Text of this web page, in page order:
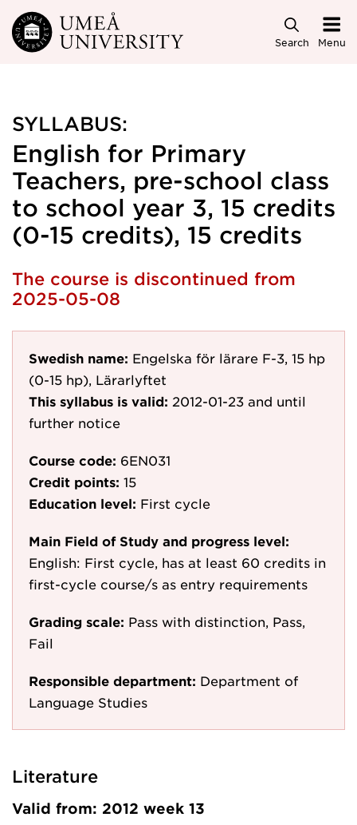
Skip to main content
Search Menu
SYLLABUS:
English for Primary
Teachers, pre-school class
to school year 3, 15 credits
(0-15 credits), 15 credits
The course is discontinued from
2025-05-08
Swedish name: Engelska för lärare F-3, 15 hp
(0-15 hp), Lärarlyftet
This syllabus is valid: 2012-01-23 and until
further notice
Course code: 6EN031
Credit points: 15
Education level: First cycle
Main Field of Study and progress level:
English: First cycle, has at least 60 credits in
first-cycle course/s as entry requirements
Grading scale: Pass with distinction, Pass,
Fail
Responsible department: Department of
Language Studies
Literature
Valid from: 2012 week 13